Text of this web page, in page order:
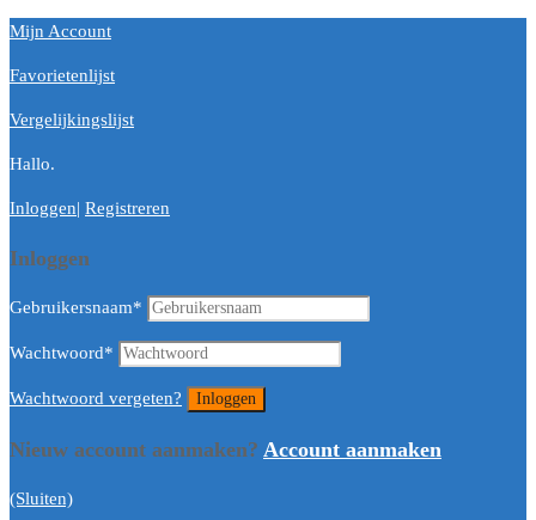
Mijn Account
Favorietenlijst
Vergelijkingslijst
Hallo.
Inloggen| Registreren
Inloggen
Gebruikersnaam*
Wachtwoord*
Wachtwoord vergeten?
Nieuw account aanmaken? Account aanmaken
(Sluiten)